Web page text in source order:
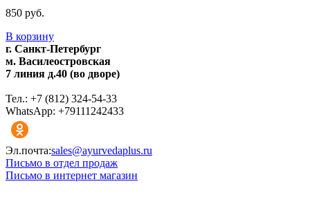
850 руб.
В корзину
г. Санкт-Петербург
м. Василеостровская
7 линия д.40 (во дворе)
Тел.: +7 (812) 324-54-33
WhatsApp: +79111242433
Эл.почта:sales@ayurvedaplus.ru
Письмо в отдел продаж
Письмо в интернет магазин